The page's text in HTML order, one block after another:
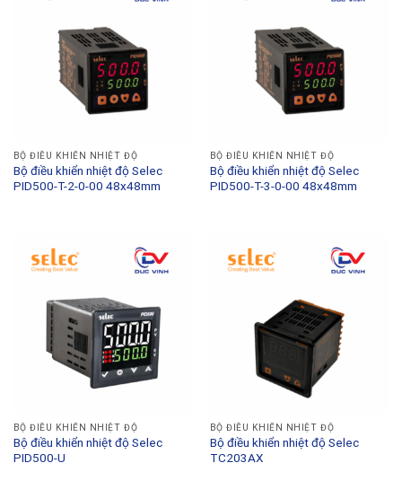
BỘ ĐIỀU KHIỂN NHIỆT ĐỘ
Bộ điều khiển nhiệt độ Selec
PID500-T-2-0-00 48x48mm
BỘ ĐIỀU KHIỂN NHIỆT ĐỘ
Bộ điều khiển nhiệt độ Selec
PID500-T-3-0-00 48x48mm
BỘ ĐIỀU KHIỂN NHIỆT ĐỘ
Bộ điều khiển nhiệt độ Selec
PID500-U
BỘ ĐIỀU KHIỂN NHIỆT ĐỘ
Bộ điều khiển nhiệt độ Selec
TC203AX